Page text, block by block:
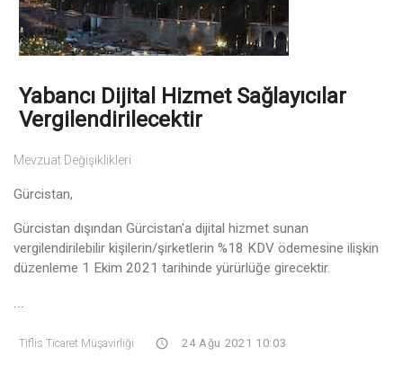
Yabancı Dijital Hizmet Sağlayıcılar
Vergilendirilecektir
Mevzuat Değişiklikleri
Gürcistan,
Gürcistan dışından Gürcistan'a dijital hizmet sunan
vergilendirilebilir kişilerin/şirketlerin %18 KDV ödemesine ilişkin
düzenleme 1 Ekim 2021 tarihinde yürürlüğe girecektir.
Tiflis Ticaret Müşavirliği 24 Ağu 2021 10:03